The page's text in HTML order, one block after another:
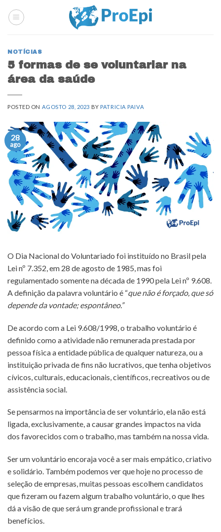
NOTÍCIAS
5 formas de se voluntariar na
área da saúde
POSTED ON AGOSTO 28, 2023 BYPATRICIA PAIVA
28
ago
O Dia Nacional do Voluntariado foi instituído no Brasil pela
Lei nº 7.352, em 28 de agosto de 1985, mas foi
regulamentado somente na década de 1990 pela Lei nº 9.608.
A definição da palavra voluntário é “que não é forçado, que só
depende da vontade; espontâneo.”
De acordo com a Lei 9.608/1998, o trabalho voluntário é
definido como a atividade não remunerada prestada por
pessoa física a entidade pública de qualquer natureza, ou a
instituição privada de fins não lucrativos, que tenha objetivos
cívicos, culturais, educacionais, científicos, recreativos ou de
assistência social.
Se pensarmos na importância de ser voluntário, ela não está
ligada, exclusivamente, a causar grandes impactos na vida
dos favorecidos com o trabalho, mas também na nossa vida.
Ser um voluntário encoraja você a ser mais empático, criativo
e solidário. Também podemos ver que hoje no processo de
seleção de empresas, muitas pessoas escolhem candidatos
que fizeram ou fazem algum trabalho voluntário, o que lhes
dá a visão de que será um grande profissional e trará
benefícios.